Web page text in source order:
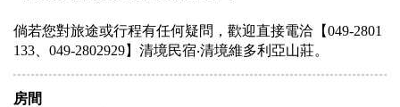
倘若您對旅途或行程有任何疑問，歡迎直接電洽【049-2801
133、049-2802929】清境民宿‧清境維多利亞山莊。
房間